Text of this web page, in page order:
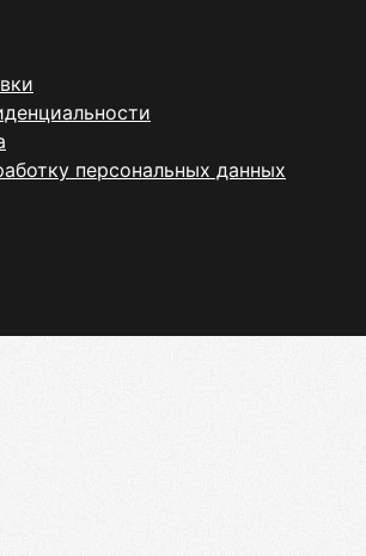
персональных данных